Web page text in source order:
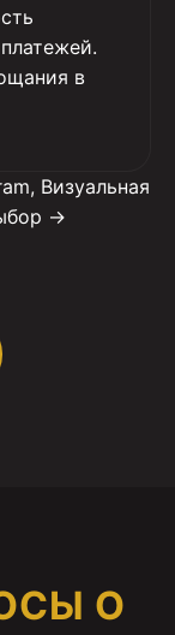
в
Визуальная
→
О